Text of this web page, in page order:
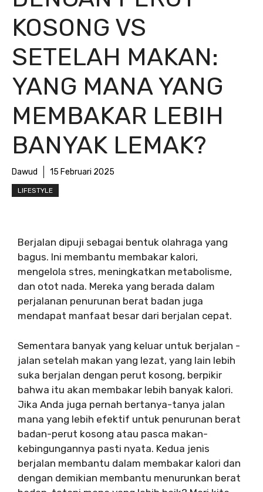
KOSONG VS
SETELAH MAKAN:
YANG MANA YANG
MEMBAKAR LEBIH
BANYAK LEMAK?
Dawud 15 Februari 2025
LIFESTYLE
Berjalan dipuji sebagai bentuk olahraga yang
bagus. Ini membantu membakar kalori,
mengelola stres, meningkatkan metabolisme,
dan otot nada. Mereka yang berada dalam
perjalanan penurunan berat badan juga
mendapat manfaat besar dari berjalan cepat.
Sementara banyak yang keluar untuk berjalan -
jalan setelah makan yang lezat, yang lain lebih
suka berjalan dengan perut kosong, berpikir
bahwa itu akan membakar lebih banyak kalori.
Jika Anda juga pernah bertanya-tanya jalan
mana yang lebih efektif untuk penurunan berat
badan-perut kosong atau pasca makan-
kebingungannya pasti nyata. Kedua jenis
berjalan membantu dalam membakar kalori dan
dengan demikian membantu menurunkan berat